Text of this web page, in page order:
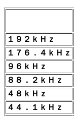
１９２ｋＨｚ
１７６．４ｋＨｚ
９６ｋＨｚ
８８．２ｋＨｚ
４８ｋＨｚ
４４．１ｋＨｚ